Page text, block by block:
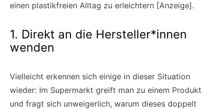
einen plastikfreien Alltag zu erleichtern [Anzeige].
1. Direkt an die Hersteller*innen
wenden
Vielleicht erkennen sich einige in dieser Situation
wieder: Im Supermarkt greift man zu einem Produkt
und fragt sich unweigerlich, warum dieses doppelt